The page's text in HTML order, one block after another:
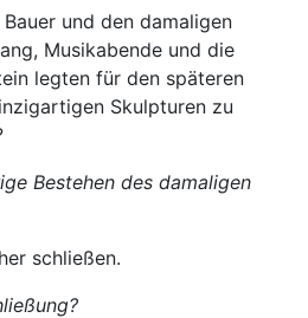
und den damaligen
Musikabende und die
legten für den späteren
Skulpturen zu
Bestehen des damaligen
schließen.